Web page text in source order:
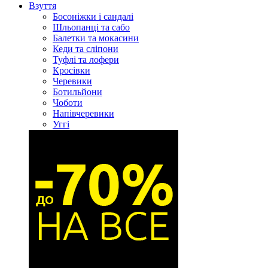
Взуття
Босоніжки і сандалі
Шльопанці та сабо
Балетки та мокасини
Кеди та сліпони
Туфлі та лофери
Кросівки
Черевики
Ботильйони
Чоботи
Напівчеревики
Уггі